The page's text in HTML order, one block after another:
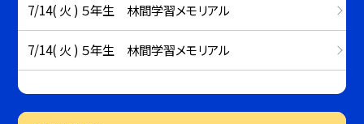
7/14( 火 ) ５年生 林間学習メモリアル
7/14( 火 ) ５年生 林間学習メモリアル